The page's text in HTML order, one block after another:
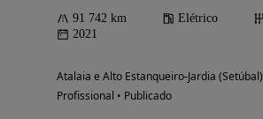
91 742 km Elétrico
2021
Atalaia e Alto Estanqueiro-Jardia (Setúbal)
Profissional • Publicado